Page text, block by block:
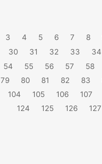
3 4 5 6 7 8
30 31 32 33 34
54 55 56 57 58
79 80 81 82 83
104 105 106 107
124
125 126 127